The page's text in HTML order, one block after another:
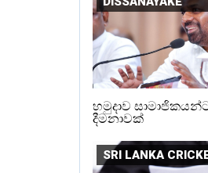
හමුදාව
දීමනාවක්
SRI LANKA